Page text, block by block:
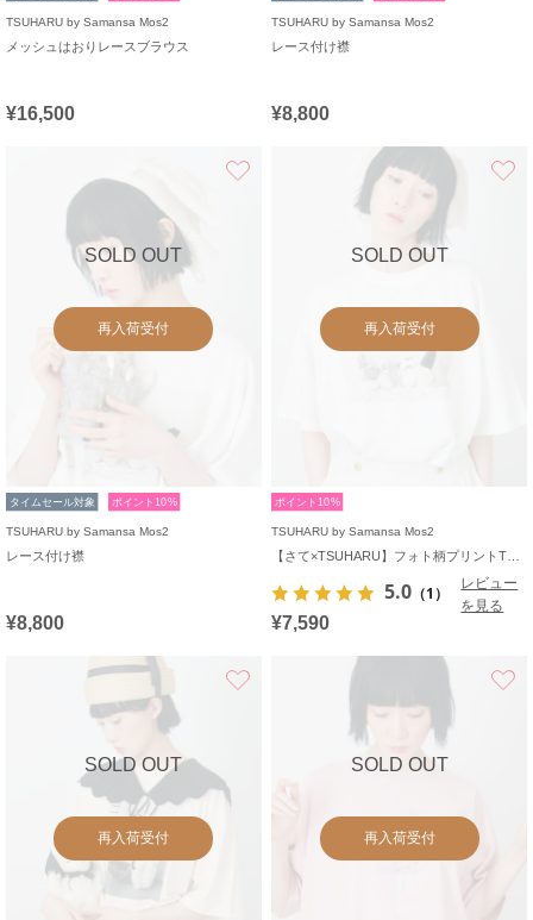
TSUHARU by Samansa Mos2
メッシュはおりレースブラウス
¥16,500
TSUHARU by Samansa Mos2
レース付け襟
¥8,800
SOLD OUT
再入荷受付
タイムセール対象 ポイント10%
TSUHARU by Samansa Mos2
レース付け襟
¥8,800
SOLD OUT
再入荷受付
ポイント10%
TSUHARU by Samansa Mos2
5.0 （1）
レビュー
を見る
¥7,590
SOLD OUT
再入荷受付
SOLD OUT
再入荷受付